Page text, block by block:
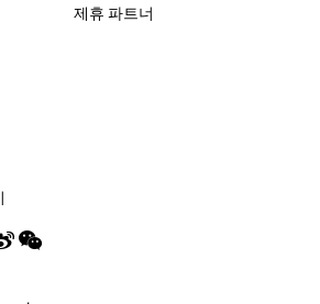
제휴 파트너